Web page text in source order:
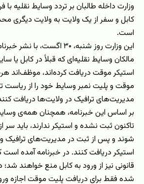
وزارت داخله طالبان بر تردد وسایط نقلیه
کابل و سفر از یک ولایت به ولایت دیگری
است.
این وزارت روز شنبه، ۳۰ اگست،
مالکان وسایط نقلیه‌ای که قبلاً در کابل یا
استیکر موقت دریافت کرده‌اند، موظف‌اند
موقت و پلیت نمبر وسایط خود را از ریاست
مدیریت‌های ترافیک در ولایت‌ها دریافت
بر اساس این خبرنامه، همچنان همه‌ی
تاکنون ثبت نشده و استیکر ندارند، باید سر
شوند و پس از ثبت در مدیریت‌های ترافیک
استیکر دریافت کنند. در خبرنامه آمده
قانونی نیز از ورود به کابل منع خواهند
شده فقط برای دریافت پلیت موقت اجازه